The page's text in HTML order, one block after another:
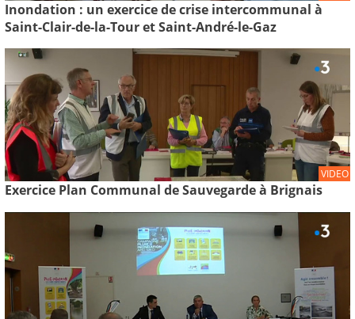
Inondation : un exercice de crise intercommunal à
Saint-Clair-de-la-Tour et Saint-André-le-Gaz
VIDEO
Exercice Plan Communal de Sauvegarde à Brignais